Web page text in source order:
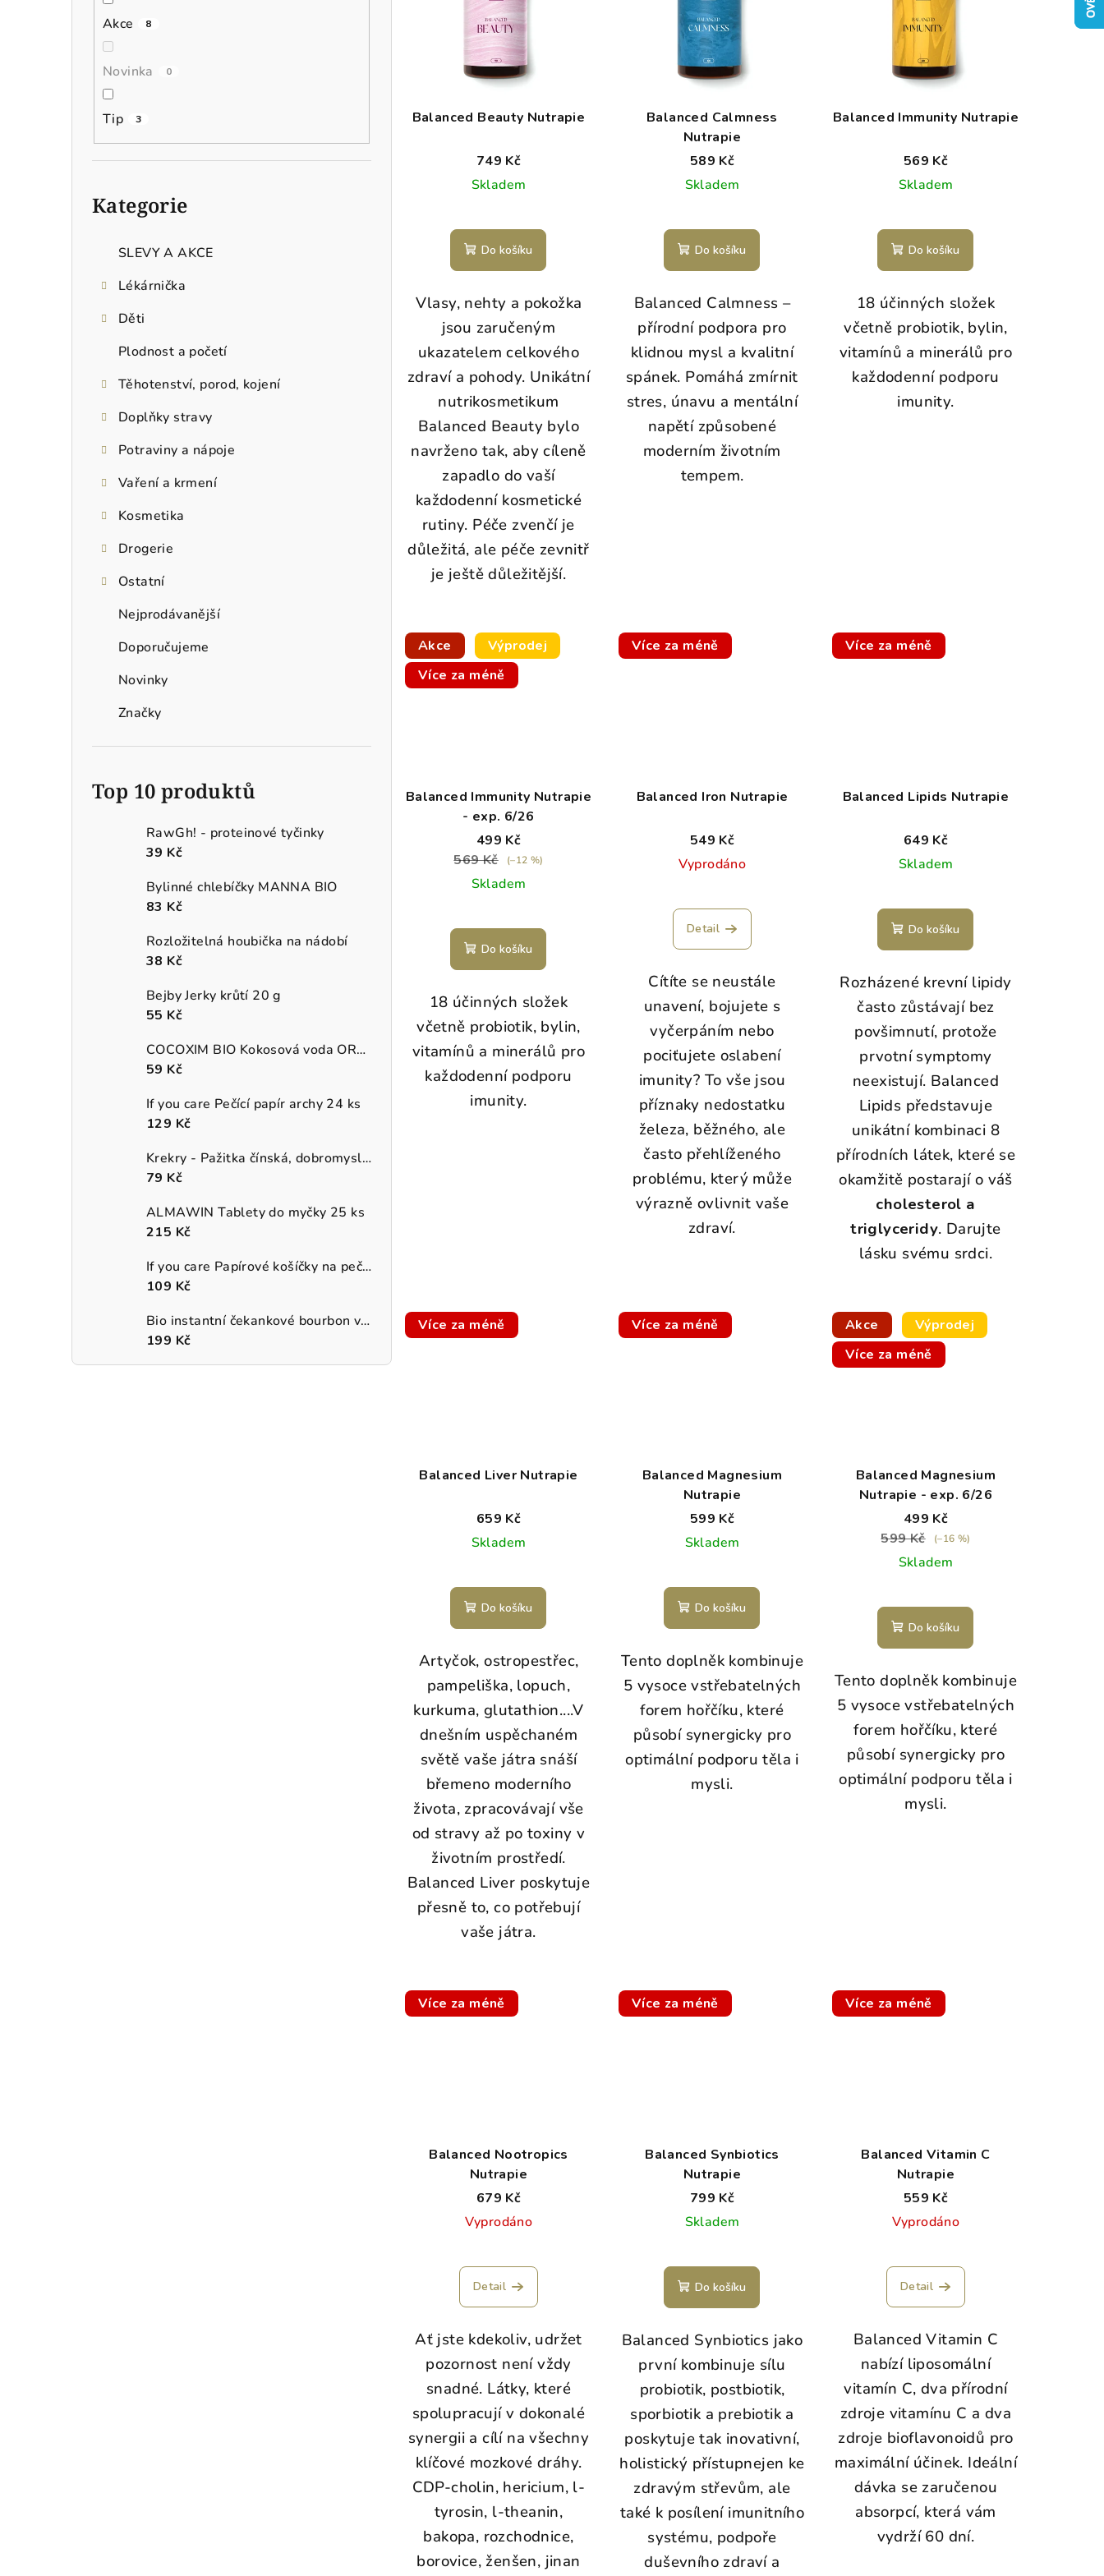
Akce 8
Novinka 0
Tip 3
Kategorie
SLEVY A AKCE
Lékárnička
Děti
Plodnost a početí
Těhotenství, porod, kojení
Doplňky stravy
Potraviny a nápoje
Vaření a krmení
Kosmetika
Drogerie
Ostatní
Nejprodávanější
Doporučujeme
Novinky
Značky
Top 10 produktů
RawGh! - proteinové tyčinky
39 Kč
Bylinné chlebíčky MANNA BIO
83 Kč
Rozložitelná houbička na nádobí
38 Kč
Bejby Jerky krůtí 20 g
55 Kč
COCOXIM BIO Kokosová voda ORGANIC
59 Kč
If you care Pečící papír archy 24 ks
129 Kč
Krekry - Pažitka čínská, dobromysl BIO
79 Kč
ALMAWIN Tablety do myčky 25 ks
215 Kč
If you care Papírové košíčky na pečení large 60 kusů
109 Kč
Bio instantní čekankové bourbon vanilka kafe
199 Kč
o
p
t
Balanced Beauty Nutrapie
749 Kč
Skladem
Do košíku
Vlasy, nehty a pokožka
jsou zaručeným
ukazatelem celkového
zdraví a pohody. Unikátní
nutrikosmetikum
Balanced Beauty bylo
navrženo tak, aby cíleně
zapadlo do vaší
každodenní kosmetické
rutiny. Péče zvenčí je
důležitá, ale péče zevnitř
je ještě důležitější.
Balanced Calmness
Nutrapie
589 Kč
Skladem
Do košíku
Balanced Calmness –
přírodní podpora pro
klidnou mysl a kvalitní
spánek. Pomáhá zmírnit
stres, únavu a mentální
napětí způsobené
moderním životním
tempem.
Balanced Immunity Nutrapie
569 Kč
Skladem
Do košíku
18 účinných složek
včetně probiotik, bylin,
vitamínů a minerálů pro
každodenní podporu
imunity.
Akce
Výprodej
Více za méně
Balanced Immunity Nutrapie
- exp. 6/26
499 Kč
569 Kč
(–12 %)
Skladem
Do košíku
18 účinných složek
včetně probiotik, bylin,
vitamínů a minerálů pro
každodenní podporu
imunity.
Více za méně
Balanced Iron Nutrapie
549 Kč
Vyprodáno
Detail
Cítíte se neustále
unavení, bojujete s
vyčerpáním nebo
pociťujete oslabení
imunity? To vše jsou
příznaky nedostatku
železa, běžného, ale
často přehlíženého
problému, který může
výrazně ovlivnit vaše
zdraví.
Více za méně
Balanced Lipids Nutrapie
649 Kč
Skladem
Do košíku
Rozházené krevní lipidy
často zůstávají bez
povšimnutí, protože
prvotní symptomy
neexistují. Balanced
Lipids představuje
unikátní kombinaci 8
přírodních látek, které se
okamžitě postarají o váš
cholesterol a
triglyceridy. Darujte
lásku svému srdci.
Více za méně
Balanced Liver Nutrapie
659 Kč
Skladem
Do košíku
Artyčok, ostropestřec,
pampeliška, lopuch,
kurkuma, glutathion....V
dnešním uspěchaném
světě vaše játra snáší
břemeno moderního
života, zpracovávají vše
od stravy až po toxiny v
životním prostředí.
Balanced Liver poskytuje
přesně to, co potřebují
vaše játra.
Více za méně
Balanced Magnesium
Nutrapie
599 Kč
Skladem
Do košíku
Tento doplněk kombinuje
5 vysoce vstřebatelných
forem hořčíku, které
působí synergicky pro
optimální podporu těla i
mysli.
Akce
Výprodej
Více za méně
Balanced Magnesium
Nutrapie - exp. 6/26
499 Kč
599 Kč
(–16 %)
Skladem
Do košíku
Tento doplněk kombinuje
5 vysoce vstřebatelných
forem hořčíku, které
působí synergicky pro
optimální podporu těla i
mysli.
Více za méně
Balanced Nootropics
Nutrapie
679 Kč
Vyprodáno
Detail
Ať jste kdekoliv, udržet
pozornost není vždy
snadné. Látky, které
spolupracují v dokonalé
synergii a cílí na všechny
klíčové mozkové dráhy.
CDP-cholin, hericium, l-
tyrosin, l-theanin,
bakopa, rozchodnice,
borovice, ženšen, jinan
Více za méně
Balanced Synbiotics
Nutrapie
799 Kč
Skladem
Do košíku
Balanced Synbiotics jako
první kombinuje sílu
probiotik, postbiotik,
sporbiotik a prebiotik a
poskytuje tak inovativní,
holistický přístupnejen ke
zdravým střevům, ale
také k posílení imunitního
systému, podpoře
duševního zdraví a
Více za méně
Balanced Vitamin C
Nutrapie
559 Kč
Vyprodáno
Detail
Balanced Vitamin C
nabízí liposomální
vitamín C, dva přírodní
zdroje vitamínu C a dva
zdroje bioflavonoidů pro
maximální účinek. Ideální
dávka se zaručenou
absorpcí, která vám
vydrží 60 dní.